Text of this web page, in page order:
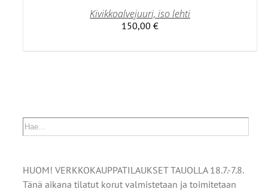
Kivikkoalvejuuri, iso lehti
150,00 €
HUOM! VERKKOKAUPPATILAUKSET TAUOLLA 18.7.-7.8.
Tänä aikana tilatut korut valmistetaan ja toimitetaan